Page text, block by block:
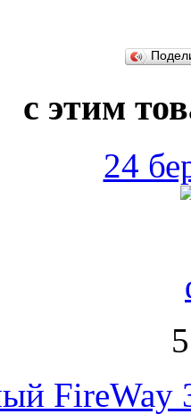
с этим
24
FireWay